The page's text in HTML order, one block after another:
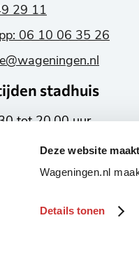
Deze website
Wageningen.nl
Details tonen
29 11
06 10 06 35 26
stadhuis
tot 20.00 uur